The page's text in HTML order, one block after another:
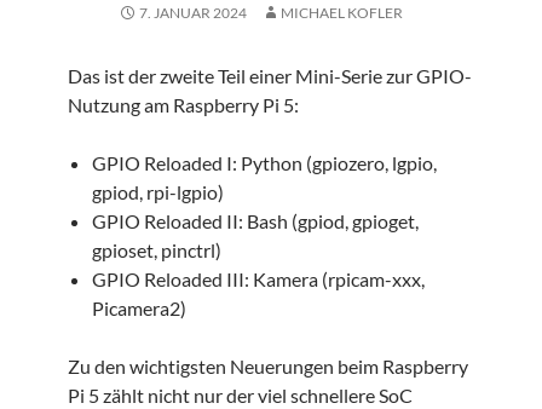
7. JANUAR 2024 MICHAEL KOFLER
Das ist der zweite Teil einer Mini-Serie zur GPIO-
Nutzung am Raspberry Pi 5:
GPIO Reloaded I: Python (gpiozero, lgpio,
gpiod, rpi-lgpio)
GPIO Reloaded II: Bash (gpiod, gpioget,
gpioset, pinctrl)
GPIO Reloaded III: Kamera (rpicam-xxx,
Picamera2)
Zu den wichtigsten Neuerungen beim Raspberry
Pi 5 zählt nicht nur der viel schnellere SoC